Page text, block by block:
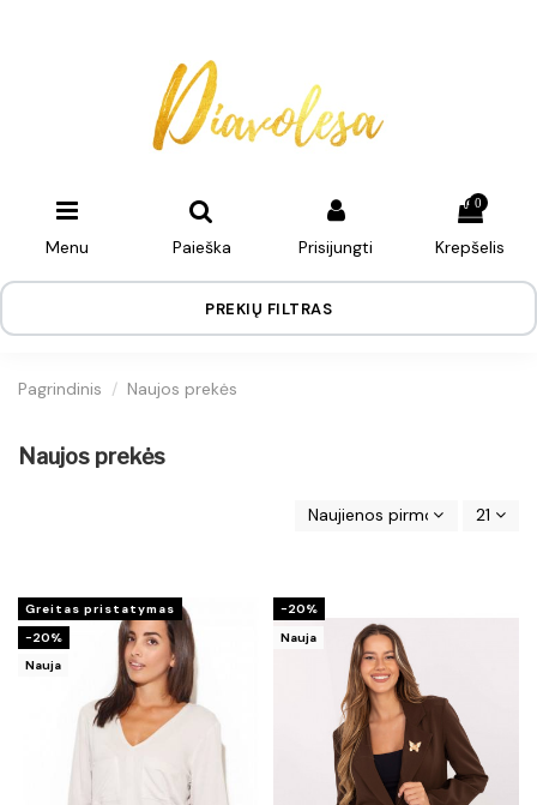
Menu Paieška Prisijungti
0
Krepšelis
PREKIŲ FILTRAS
Pagrindinis Naujos prekės
Naujos prekės
Naujienos pirmos 21
Greitas pristatymas
−20%
Nauja
−20%
Nauja